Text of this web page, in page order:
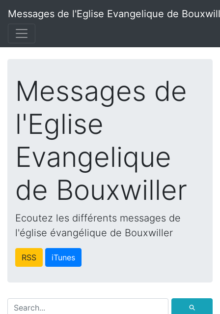
Messages de l'Eglise Evangelique de
Messages de
l'Eglise
Evangelique
de Bouxwiller
Ecoutez les différents messages de
l'église évangélique de Bouxwiller
RSS iTunes
⚲